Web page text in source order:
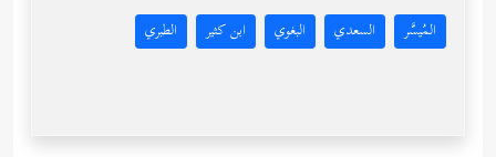
المُيسَّر السعدي البغوي ابن كثير الطبري